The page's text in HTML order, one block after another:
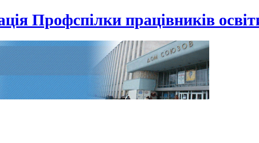
Профспілки працівників